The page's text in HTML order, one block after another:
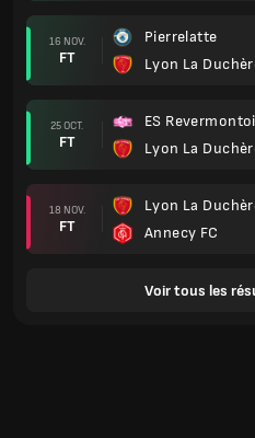
16 NOV.
FT
Pierrelatte
Lyon La
25 OCT.
FT
ES
Lyon La
18 NOV.
FT
Lyon La
Annecy FC
Voir tous les